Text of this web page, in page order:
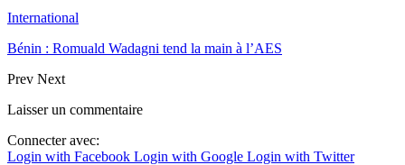
International
Bénin : Romuald Wadagni tend la main à l’AES
Prev Next
Laisser un commentaire
Connecter avec:
Login with Facebook Login with Google Login with Twitter